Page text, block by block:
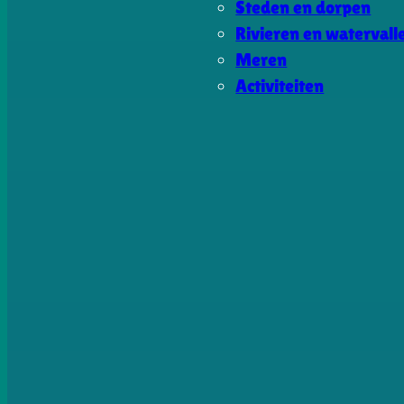
Steden en dorpen
Rivieren en
Meren
Activiteiten